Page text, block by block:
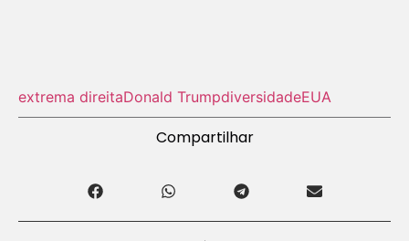
extrema direitaDonald TrumpdiversidadeEUA
Compartilhar